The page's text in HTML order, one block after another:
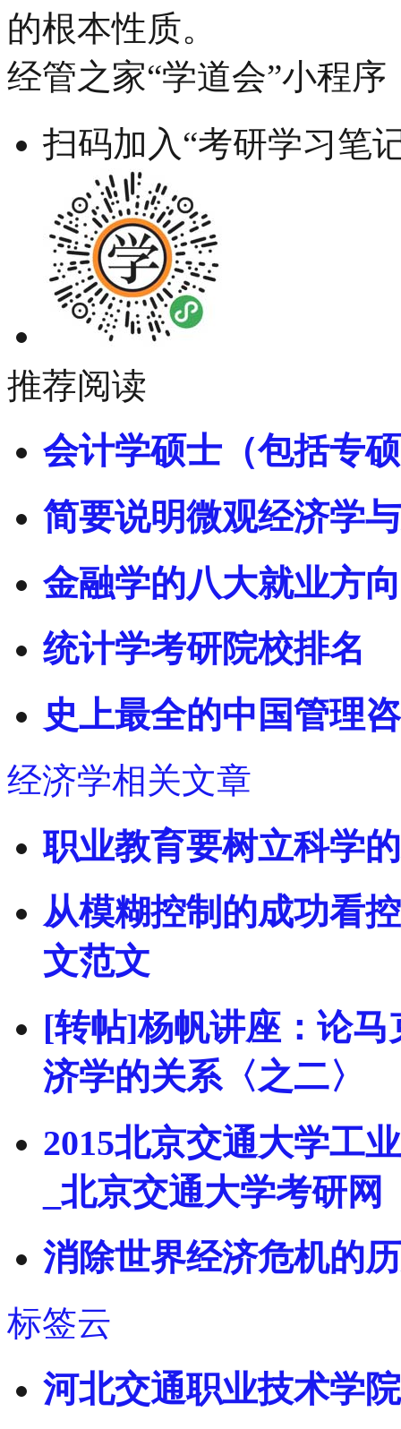
的根本性质。
经管之家“学道会”小程序
扫码加入“考研学习笔
推荐阅读
会计学硕士（包括专
简要说明微观经济学
金融学的八大就业方
统计学考研院校排名
史上最全的中国管理
经济学相关文章
职业教育要树立科学
从模糊控制的成功看
文范文
[转帖]杨帆讲座：论
济学的关系〈之二〉
2015北京交通大学工
_北京交通大学考研网
消除世界经济危机的
标签云
河北交通职业技术学院